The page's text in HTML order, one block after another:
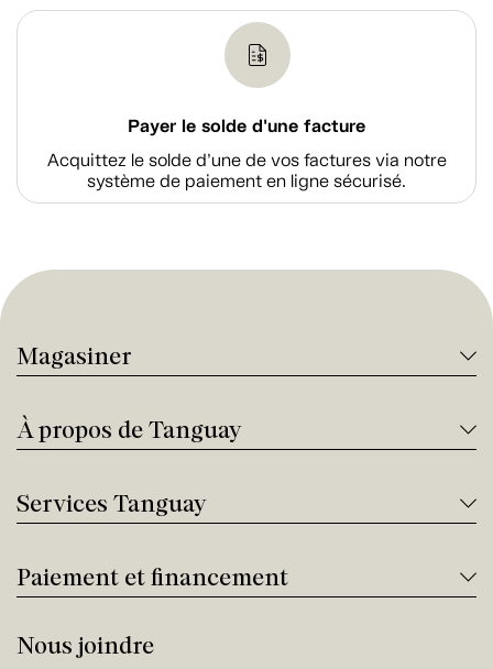
Payer le solde d'une facture
Acquittez le solde d’une de vos factures via notre
système de paiement en ligne sécurisé.
Magasiner
À propos de Tanguay
Services Tanguay
Paiement et financement
Nous joindre